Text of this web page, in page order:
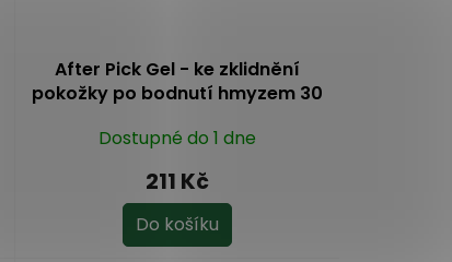
After Pick Gel - ke zklidnění
pokožky po bodnutí hmyzem 30
Dostupné do 1 dne
211 Kč
Do košíku